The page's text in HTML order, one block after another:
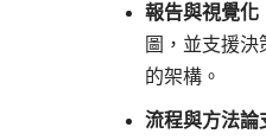
報告與視覺化
圖，並支援
的架構。
流程與方法論